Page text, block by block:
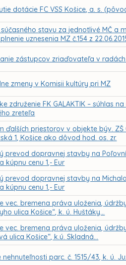
dotácie FC VSS Košice, a. s.
stavu za jednotlivé MČ a
uznesenia MZ č.154 z
zástupcov zriaďovateľa v
zmeny v Komisii kultúry pri MZ
združenie FK GALAKTIK – súhlas
zreteľa
ďalších priestorov v objekte býv. ZŠ
1, Košice ako dôvod hod. os. zr.
prevod dopravnej stavby na
kúpnu cenu 1,- Eur
prevod dopravnej stavby na
kúpnu cenu 1,- Eur
vec. bremena práva uloženia,
ulica Košice“, k. ú. Huštáky...
vec. bremena práva uloženia,
ulica Košice“, k.ú. Skladná...
nehnuteľnosti parc. č. 1515/43, k. ú.